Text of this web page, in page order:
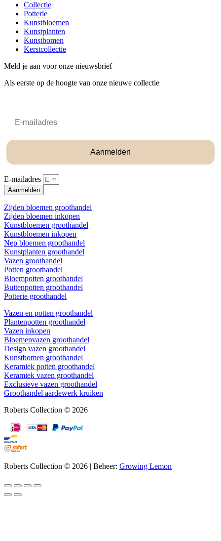
Collectie
Potterie
Kunstbloemen
Kunstplanten
Kunstbomen
Kerstcollectie
Meld je aan voor onze nieuwsbrief
Als eerste op de hoogte van onze nieuwe collectie
Aanmelden
E-mailadres
Aanmelden
Zijden bloemen groothandel
Zijden bloemen inkopen
Kunstbloemen groothandel
Kunstbloemen inkopen
Nep bloemen groothandel
Kunstplanten groothandel
Vazen groothandel
Potten groothandel
Bloempotten groothandel
Buitenpotten groothandel
Potterie groothandel
Vazen en potten groothandel
Plantenpotten groothandel
Vazen inkopen
Bloemenvazen groothandel
Design vazen groothandel
Kunstbomen groothandel
Keramiek potten groothandel
Keramiek vazen groothandel
Exclusieve vazen groothandel
Groothandel aardewerk kruiken
Roberts Collection © 2026
Roberts Collection © 2026 | Beheer: Growing Lemon